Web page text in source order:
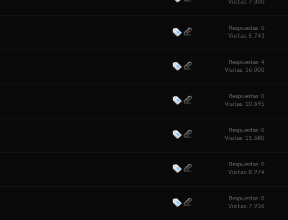
Visitas: 7,300
Respuestas: 0
Visitas: 5,741
Respuestas: 4
Visitas: 16,000
Respuestas: 0
Visitas: 10,695
Respuestas: 0
Visitas: 11,680
Respuestas: 0
Visitas: 8,974
Respuestas: 0
Visitas: 7,936